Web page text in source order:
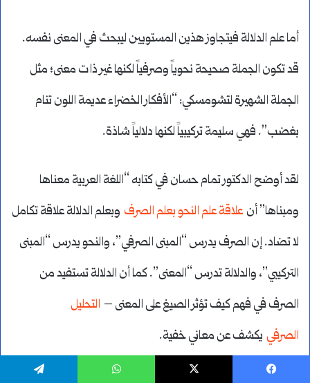
أما علم الدلالة فيتجاوز هذين المستويين ليبحث في المعنى نفسه.
قد تكون الجملة صحيحة نحوياً وصرفياً لكنها غير ذات معنى؛ مثل
الجملة الشهيرة لتشومسكي: “الأفكار الخضراء عديمة اللون تنام
بغضب”. فهي سليمة تركيبياً لكنها دلالياً شاذة.
لقد أوضح الدكتور تمام حسان في كتابه “اللغة العربية معناها
ومبناها” أن علاقة علم النحو بعلم الصرف وبعلم الدلالة علاقة تكامل
لا تضاد. إن الصرف يدرس “المبنى الصرفي”، والنحو يدرس “المبنى
التركيبي”، والدلالة تدرس “المعنى”. كما أن الدلالة تستفيد من
الصرف في فهم كيف تؤثر الصيغ على المعنى – التحليل
الصرفي يكشف عن معاني خفية.